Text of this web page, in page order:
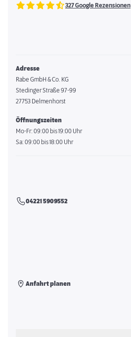
327 Google Rezensionen
Adresse
Rabe GmbH & Co. KG
Stedinger Straße 97-99
27753 Delmenhorst
Öffnungszeiten
Mo-Fr: 09:00 bis 19:00 Uhr
Sa: 09:00 bis 18:00 Uhr
04221 5909552
Anfahrt planen